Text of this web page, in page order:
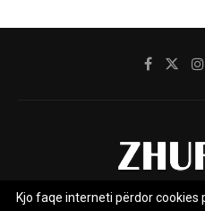
Kjo faqe interneti përdor cookies